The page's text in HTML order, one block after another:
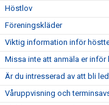
Höstlov
Föreningskläder
Viktig information inför
Missa inte att anmäla er inför
Är du intresserad av att bli
Våruppvisning och